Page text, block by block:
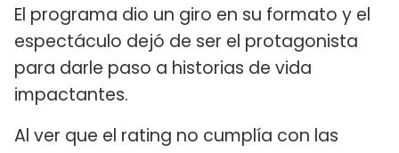
El programa dio un giro en su formato y el
espectáculo dejó de ser el protagonista
para darle paso a historias de vida
impactantes.
Al ver que el rating no cumplía con las